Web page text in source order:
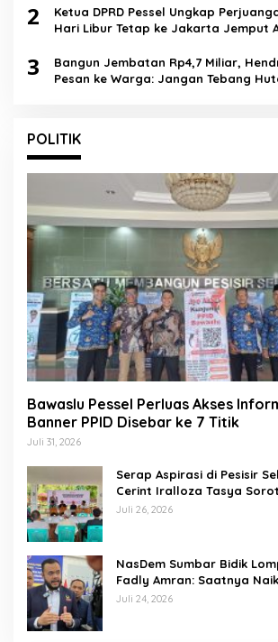
2
Ketua DPRD Pessel Ungkap
Hari Libur Tetap ke Jakarta Jemput
3
Bangun Jembatan Rp4,7 Miliar,
Pesan ke Warga: Jangan Tebang
POLITIK
Bawaslu Pessel Perluas Akses
Banner PPID Disebar ke 7 Titik
Juli 31, 2026
Serap Aspirasi di Pesisir
Cerint Iralloza Tasya
Kurikulum Merdeka
Juli 26, 2026
NasDem Sumbar Bidik
Fadly Amran: Saatnya
Kader Berkualitas
Juli 24, 2026